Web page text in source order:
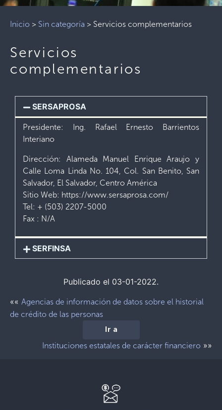
Inicio > Sin categoría > Servicios complementarios
Servicios
complementarios
SERSAPROSA
Presidente: Ing. Rafael Ernesto Barrientos
Interiano
Dirección: Alameda Manuel Enrique Araujo y
Calle Loma Linda No. 104, Col. San Benito, San
Salvador, El Salvador, Centro América
Sitio Web: https://www.sersaprosa.com/
Tel: + (503) 2207-5000
Fax : N/A
SERFINSA
Publicado el 03-01-2022.
«« Agencias de información de datos sobre el historial
de crédito de las personas
Ir a
Instituciones estatales de carácter financiero »»